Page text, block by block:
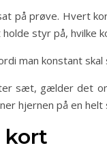
på prøve. Hvert
styr på, hvilke
man konstant
sæt, gælder det
hjernen på en helt
kort